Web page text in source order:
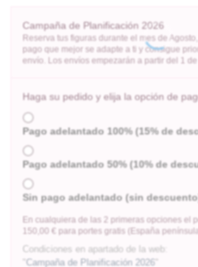
Campaña de Planificación 2026
Reserva tus figuras durante el mes de
pago que mejor se adapte a ti y consigue
envío. Los envíos empezarán a partir del 1
Haga su pedido y elija la opción de
Pago adelantado 100% (15% de
Pago adelantado 50% (10% de
Sin pago adelantado (sin
En cualquiera de las 2 primeras opciones el
150,00 € para portes gratis (España
Condiciones en apartado de la web:
"Campaña de Planificación 2026 "